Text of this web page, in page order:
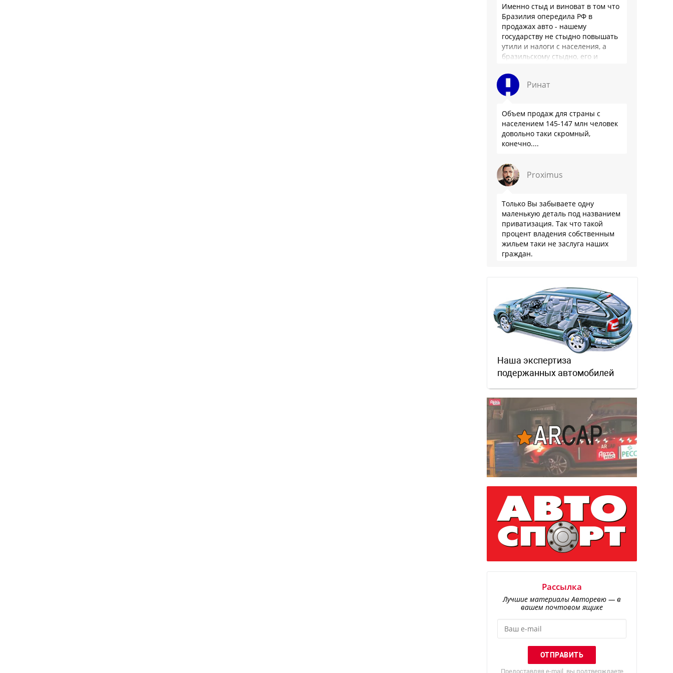
Именно стыд и виноват в том что
Бразилия опередила РФ в
продажах авто - нашему
государству не стыдно повышать
утили и налоги с населения, а
бразильскому стыдно, его и
Ринат
Объем продаж для страны с
населением 145-147 млн человек
довольно таки скромный,
конечно....
Proximus
Только Вы забываете одну
маленькую деталь под названием
приватизация. Так что такой
процент владения собственным
жильем таки не заслуга наших
граждан.
Наша экспертиза
подержанных автомобилей
Рассылка
Лучшие материалы Авторевю — в
вашем почтовом ящике
Предоставляя e-mail, вы подтверждаете